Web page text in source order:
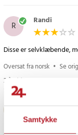
Samtykke
R Randi
Disse er selvklæbende,
Oversat fra norsk • Se
2 år siden